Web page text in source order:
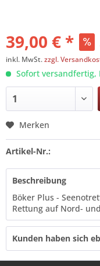
39,00 € *
inkl. MwSt.zzgl.
Sofort versandfertig,
Merken
Artikel-Nr.:
Beschreibung
Böker Plus -
Rettung auf Nord-
Kunden haben sich